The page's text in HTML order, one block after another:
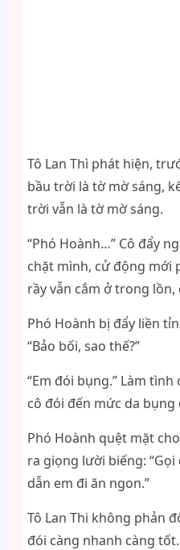
Tô Lan Thì phát hiện,
bầu trời là tờ mờ sáng,
trời vẫn là tờ mờ sáng.
“Phó Hoành…” Cô đẩy
chặt mình, cử động mới
rầy vẫn cắm ở trong
Phó Hoành bị đẩy liền
“Bảo bối, sao thế?”
“Em đói bụng.” Làm
cô đói đến mức da
Phó Hoành quệt mặt
ra giọng lười biếng:
dẫn em đi ăn ngon.”
Tô Lan Thi không phản
đói càng nhanh càng tốt.